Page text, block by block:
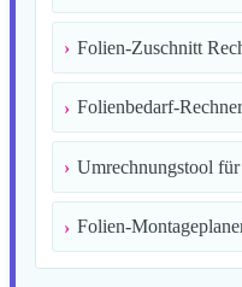
Folien-Zuschnitt
Folienbedarf-Rechner
Umrechnungstool
Folien-